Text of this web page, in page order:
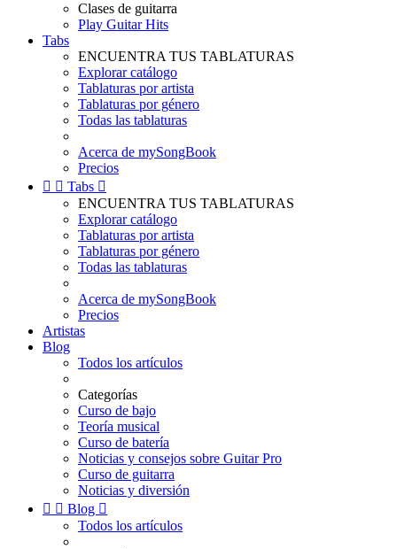
Clases de guitarra
Play Guitar Hits
Tabs
ENCUENTRA TUS TABLATURAS
Explorar catálogo
Tablaturas por artista
Tablaturas por género
Todas las tablaturas
Acerca de mySongBook
Precios
  Tabs 
ENCUENTRA TUS TABLATURAS
Explorar catálogo
Tablaturas por artista
Tablaturas por género
Todas las tablaturas
Acerca de mySongBook
Precios
Artistas
Blog
Todos los artículos
Categorías
Curso de bajo
Teoría musical
Curso de batería
Noticias y consejos sobre Guitar Pro
Curso de guitarra
Noticias y diversión
  Blog 
Todos los artículos